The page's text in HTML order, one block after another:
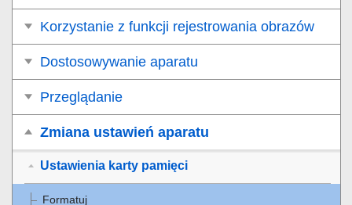
Korzystanie z funkcji rejestrowania obrazów
Dostosowywanie aparatu
Przeglądanie
Zmiana ustawień aparatu
Ustawienia karty pamięci
Formatuj